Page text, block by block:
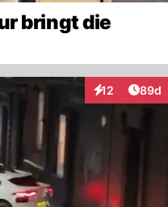
bringt die
12
Interaktionen
89d